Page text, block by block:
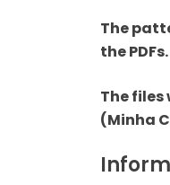
The
the PDFs.
The files
(Minha